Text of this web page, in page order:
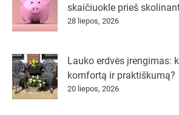
skaičiuokle prieš
28 liepos, 2026
Lauko erdvės įrengimas:
komfortą ir praktiškumą?
20 liepos, 2026